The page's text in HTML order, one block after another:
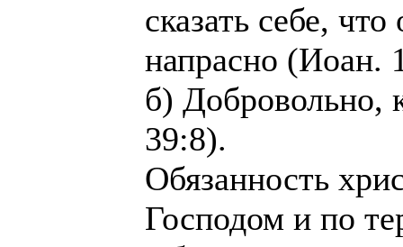
сказать себе,
напрасно (Иоан.
б) Добровольно,
39:8).
Обязанность
Господом и по